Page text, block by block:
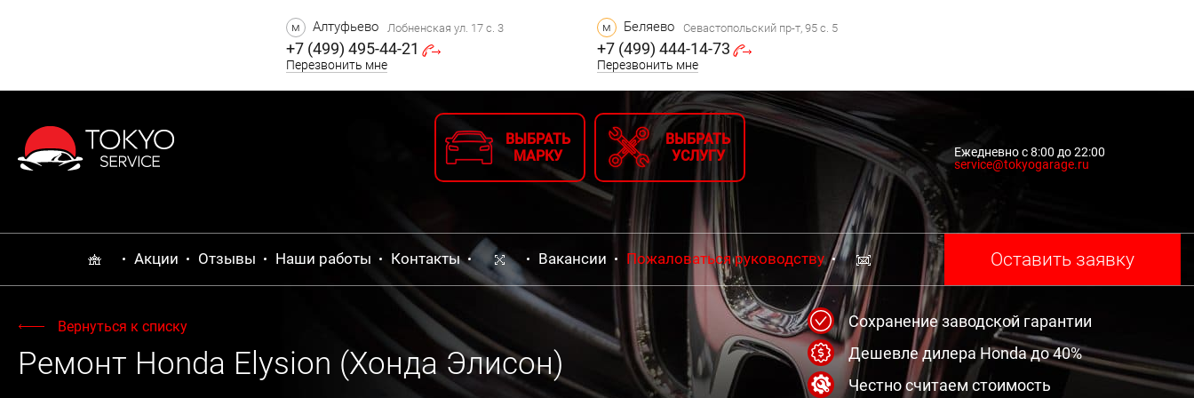
м Алтуфьево Лобненская ул. 17 с. 3
+7 (499) 495-44-21
Перезвонить мне
м Беляево Севастопольский пр-т, 95 с. 5
+7 (499) 444-14-73
Перезвонить мне
ВЫБРАТЬ
МАРКУ
ВЫБРАТЬ
УСЛУГУ
Ежедневно с 8:00 до 22:00
service@tokyogarage.ru
Акции Отзывы Наши работы Контакты Вакансии Пожаловаться руководству Оставить заявку
Вернуться к списку
Ремонт Honda Elysion (Хонда Элисон)
Сохранение заводской гарантии
Дешевле дилера Honda до 40%
Честно считаем стоимость